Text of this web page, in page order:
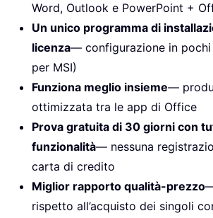
Word, Outlook e PowerPoint +
Un unico programma di
licenza— configurazione in
per MSI)
Funziona meglio insieme—
ottimizzata tra le app di Office
Prova gratuita di 30 giorni con
funzionalità— nessuna
carta di credito
Miglior rapporto qualità-prezzo
rispetto all’acquisto dei singoli